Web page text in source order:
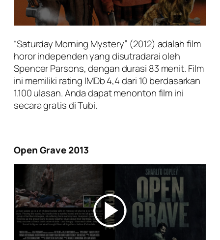
“Saturday Morning Mystery” (2012) adalah film
horor independen yang disutradarai oleh
Spencer Parsons, dengan durasi 83 menit. Film
ini memiliki rating IMDb 4,4 dari 10 berdasarkan
1.100 ulasan. Anda dapat menonton film ini
secara gratis di Tubi.
Open Grave 2013